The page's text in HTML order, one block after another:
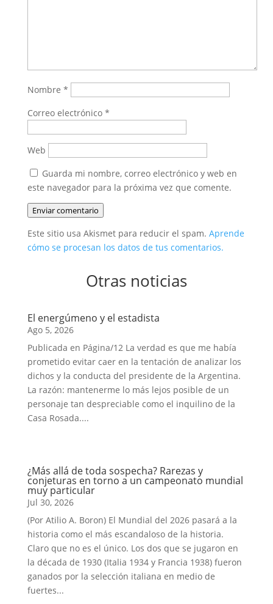
Nombre *
Correo electrónico *
Web
Guarda mi nombre, correo electrónico y web en
este navegador para la próxima vez que comente.
Enviar comentario
Este sitio usa Akismet para reducir el spam. Aprende
cómo se procesan los datos de tus comentarios.
Otras noticias
El energúmeno y el estadista
Ago 5, 2026
Publicada en Página/12 La verdad es que me había
prometido evitar caer en la tentación de analizar los
dichos y la conducta del presidente de la Argentina.
La razón: mantenerme lo más lejos posible de un
personaje tan despreciable como el inquilino de la
Casa Rosada....
¿Más allá de toda sospecha? Rarezas y
conjeturas en torno a un campeonato mundial
muy particular
Jul 30, 2026
(Por Atilio A. Boron) El Mundial del 2026 pasará a la
historia como el más escandaloso de la historia.
Claro que no es el único. Los dos que se jugaron en
la década de 1930 (Italia 1934 y Francia 1938) fueron
ganados por la selección italiana en medio de
fuertes...